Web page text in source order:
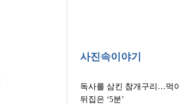
사진속이야기
독사를 삼킨 참개구리…먹
뒤집은 ‘5분’